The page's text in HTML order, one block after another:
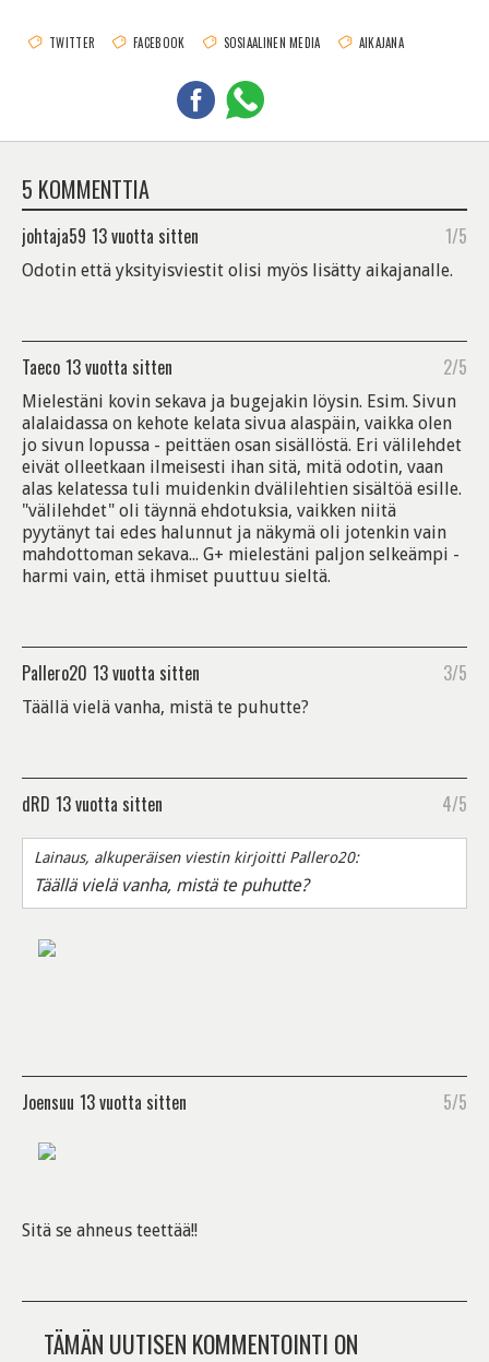
TWITTER FACEBOOK SOSIAALINEN MEDIA AIKAJANA
5 KOMMENTTIA
johtaja59 13 vuotta sitten 1/5
Odotin että yksityisviestit olisi myös lisätty aikajanalle.
Taeco 13 vuotta sitten 2/5
Mielestäni kovin sekava ja bugejakin löysin. Esim. Sivun
alalaidassa on kehote kelata sivua alaspäin, vaikka olen
jo sivun lopussa - peittäen osan sisällöstä. Eri välilehdet
eivät olleetkaan ilmeisesti ihan sitä, mitä odotin, vaan
alas kelatessa tuli muidenkin dvälilehtien sisältöä esille.
"välilehdet" oli täynnä ehdotuksia, vaikken niitä
pyytänyt tai edes halunnut ja näkymä oli jotenkin vain
mahdottoman sekava... G+ mielestäni paljon selkeämpi -
harmi vain, että ihmiset puuttuu sieltä.
Pallero20 13 vuotta sitten 3/5
Täällä vielä vanha, mistä te puhutte?
dRD 13 vuotta sitten 4/5
Lainaus, alkuperäisen viestin kirjoitti Pallero20:
Täällä vielä vanha, mistä te puhutte?
Joensuu 13 vuotta sitten 5/5
Sitä se ahneus teettää!!
TÄMÄN UUTISEN KOMMENTOINTI ON